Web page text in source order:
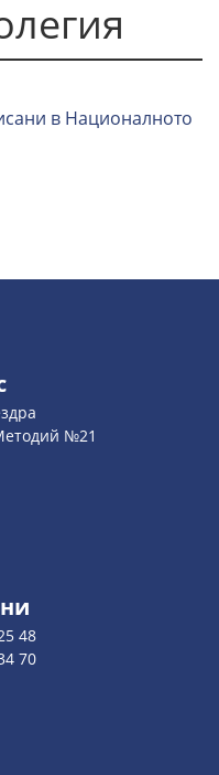
в Националното
№21
48
70